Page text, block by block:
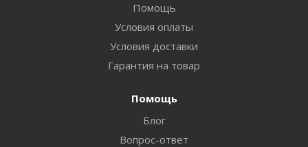
Помощь
Условия оплаты
Условия доставки
Гарантия на товар
Помощь
Блог
Вопрос-ответ